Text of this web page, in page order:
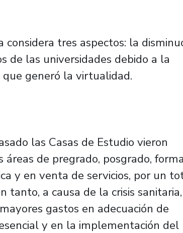
tres aspectos: la
de las universidades debido a la
generó la virtualidad.
las Casas de Estudio vieron
áreas de pregrado, posgrado,
y en venta de servicios, por un
tanto, a causa de la crisis
gastos en adecuación de
y en la implementación del